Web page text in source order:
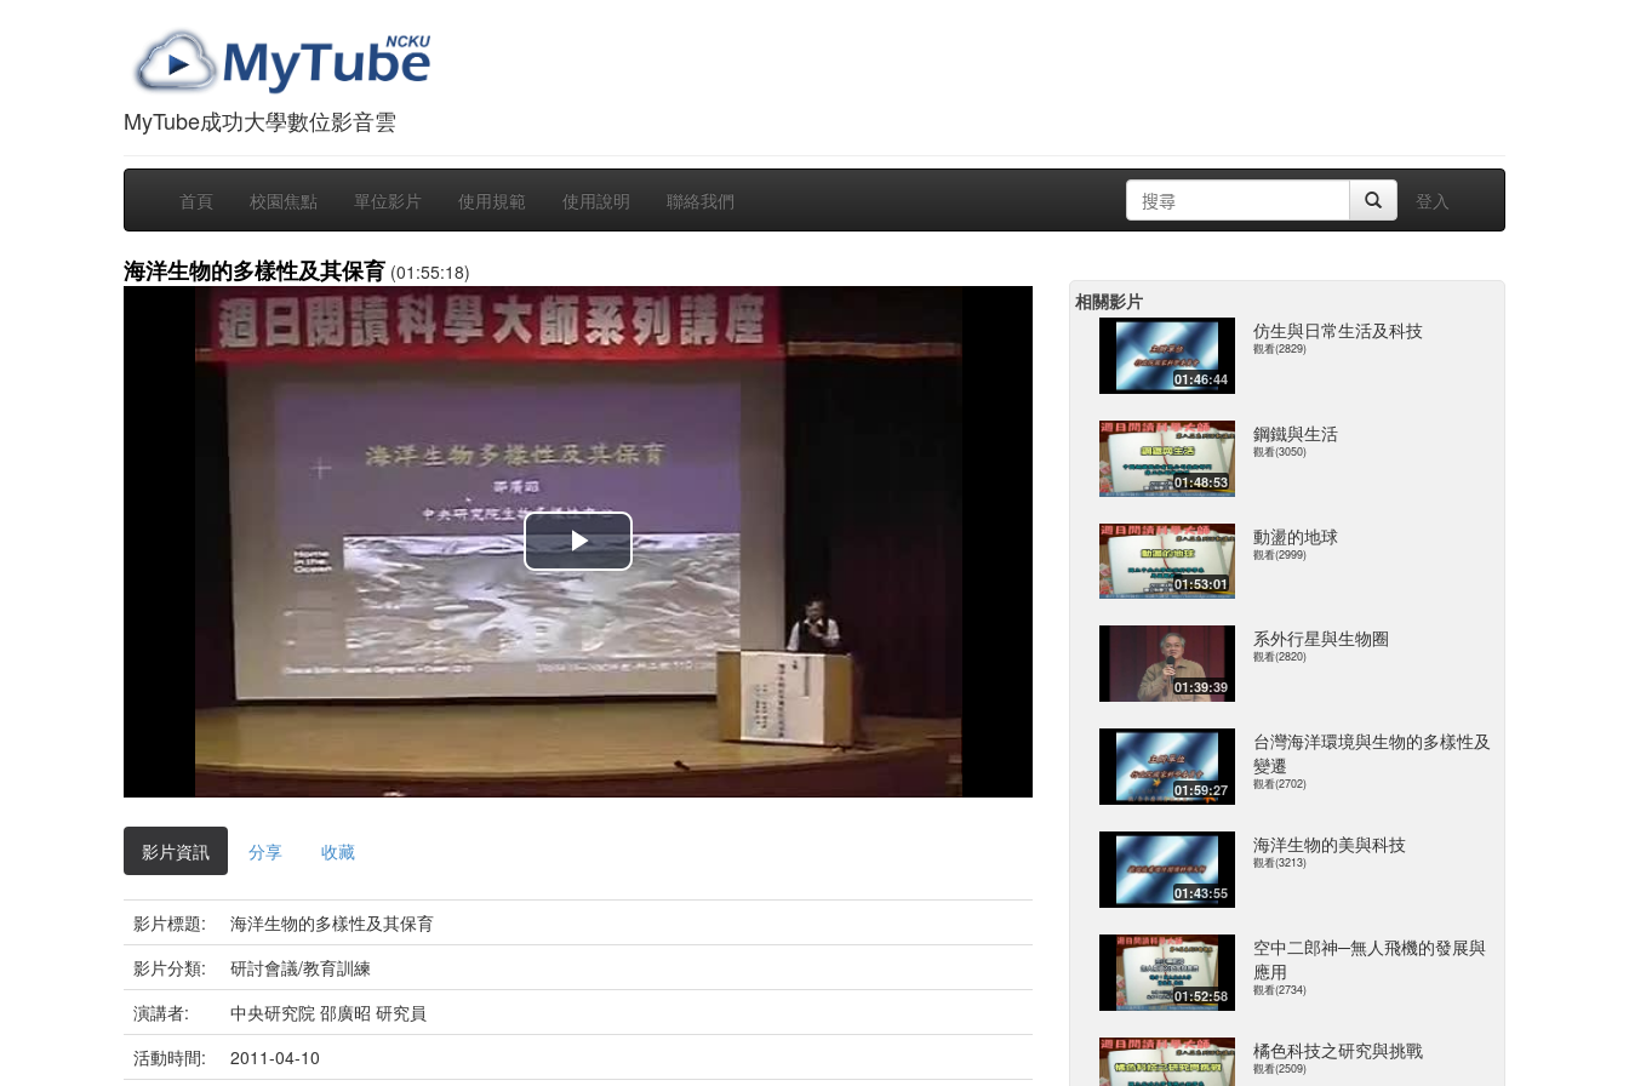
MyTube成功大學數位影音雲
首頁 校園焦點 單位影片 使用規範 使用說明 聯絡我們 登入
海洋生物的多樣性及其保育 (01:55:18)
播
放
影
片
影片資訊 分享 收藏
影片標題:
海洋生物的多樣性及其保育
影片分類:
研討會議/教育訓練
演講者:
中央研究院 邵廣昭 研究員
活動時間:
2011-04-10
相關影片
01:46:44
仿生與日常生活及科技
觀看(2829)
01:48:53
鋼鐵與生活
觀看(3050)
01:53:01
動盪的地球
觀看(2999)
01:39:39
系外行星與生物圈
觀看(2820)
01:59:27
台灣海洋環境與生物的多樣性及
變遷
觀看(2702)
01:43:55
海洋生物的美與科技
觀看(3213)
01:52:58
空中二郎神─無人飛機的發展與
應用
觀看(2734)
橘色科技之研究與挑戰
觀看(2509)